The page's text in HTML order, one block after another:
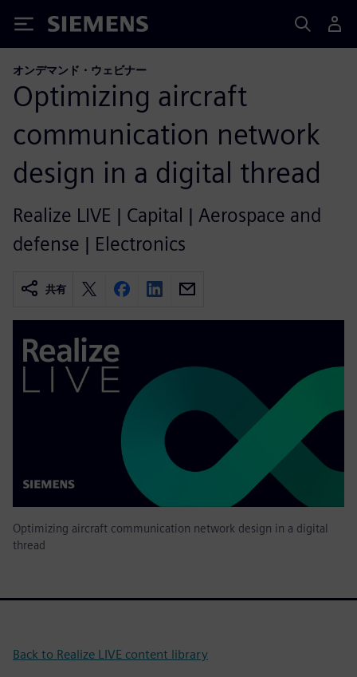
Siemens
オンデマンド・ウェビナー
Optimizing aircraft
communication network
design in a digital thread
Realize LIVE | Capital | Aerospace and
defense | Electronics
共有
Optimizing aircraft communication network design in a digital
thread
Back to Realize LIVE content library